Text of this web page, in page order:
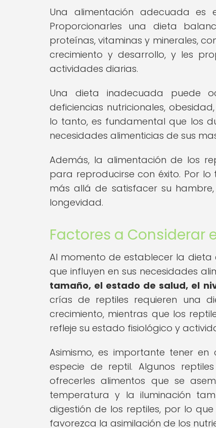
Una alimentación adecuada
Proporcionarles una dieta
proteínas, vitaminas y minerales,
crecimiento y desarrollo, y les
actividades diarias.
Una dieta inadecuada puede
deficiencias nutricionales,
lo tanto, es fundamental que los
necesidades alimenticias de sus
Además, la alimentación de los
para reproducirse con éxito. Por
más allá de satisfacer su
longevidad.
Factores a Considerar
Al momento de establecer la
que influyen en sus necesidades
tamaño, el estado de salud, el
crías de reptiles requieren una
crecimiento, mientras que los
refleje su estado fisiológico y
Asimismo, es importante tener
especie de reptil. Algunos
ofrecerles alimentos que se
temperatura y la iluminación
digestión de los reptiles, por lo
favorezca la asimilación de los